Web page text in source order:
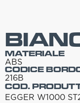
MATERIALE
ABS
CODICE
216B
COD.
EGGER W1000